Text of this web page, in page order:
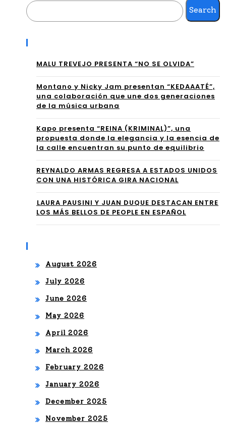
erá
su
Pla
ta
en
Mé
xic
o
ha
libr
e
en
la
W
WE
Search
MALU TREVEJO PRESENTA “NO SE OLVIDA”
Montano y Nicky Jam presentan “KEDAAATÉ”,
una colaboración que une dos generaciones
de la música urbana
Kapo presenta “REINA (KRIMINAL)”, una
propuesta donde la elegancia y la esencia de
la calle encuentran su punto de equilibrio
REYNALDO ARMAS REGRESA A ESTADOS UNIDOS
CON UNA HISTÓRICA GIRA NACIONAL
⁠LAURA PAUSINI Y JUAN DUQUE DESTACAN ENTRE
LOS MÁS BELLOS DE PEOPLE EN ESPAÑOL
August 2026
July 2026
June 2026
May 2026
April 2026
March 2026
February 2026
January 2026
December 2025
November 2025